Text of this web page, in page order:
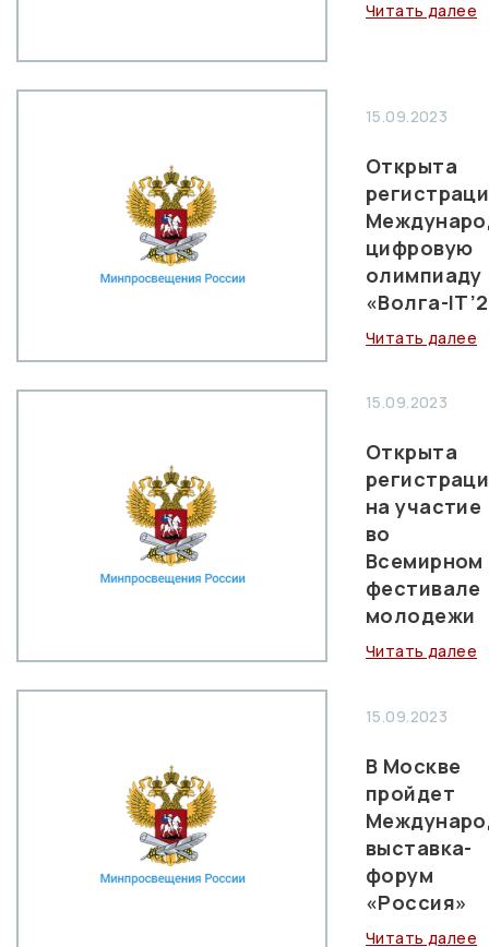
Читать далее
15.09.2023
Открыта
цифровую
олимпиаду
«Волга-
Читать далее
15.09.2023
Открыта
на участие
во
Всемирном
фестивале
молодежи
Читать далее
15.09.2023
В Москве
пройдет
выставка-
форум
«Россия»
Читать далее